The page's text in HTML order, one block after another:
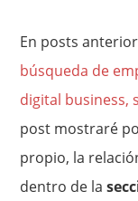
En posts
búsqueda de
digital business,
post mostraré
propio, la
dentro de la